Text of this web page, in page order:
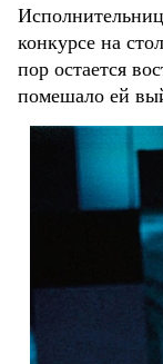
конкурсе на
пор остается
помешало ей